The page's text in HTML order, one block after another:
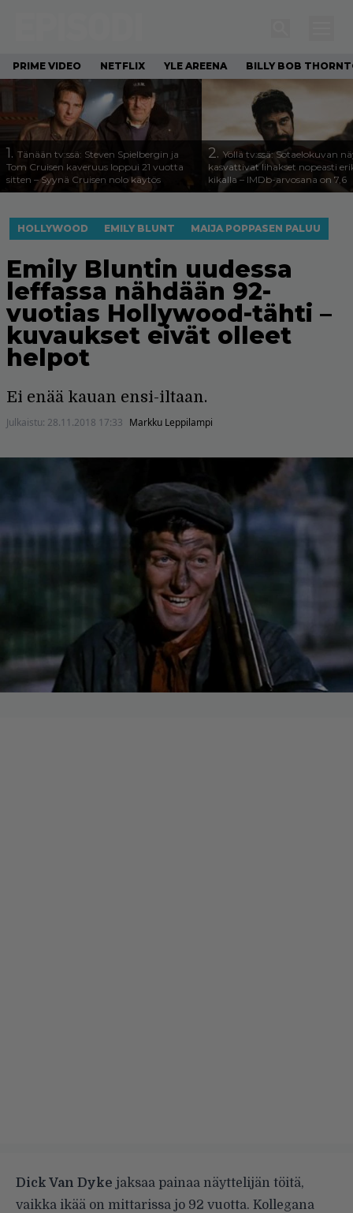
PRIME VIDEO NETFLIX YLE AREENA BILLY BOB
1. Tänään tv:ssä: Steven Spielbergin ja
Tom Cruisen kaveruus loppui 21 vuotta
sitten – Syynä Cruisen nolo käytös
2. Yöllä tv:ssä: Sotaelokuvan
kasvattivat lihakset nopeasti
kikalla – IMDb-arvosana on 7,6
HOLLYWOOD EMILY BLUNT MAIJA POPPASEN PALUU
Emily Bluntin uudessa
leffassa nähdään 92-
vuotias Hollywood-tähti –
kuvaukset eivät olleet
helpot
Ei enää kauan ensi-iltaan.
Julkaistu: 28.11.2018 17:33 Markku Leppilampi
Dick Van Dyke jaksaa painaa näyttelijän töitä,
vaikka ikää on mittarissa jo 92 vuotta. Kollegana